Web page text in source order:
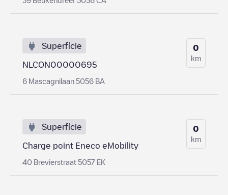
Superfície
NLCON00000695
6 Mascagnilaan 5056 BA
0
km
Superfície
Charge point Eneco eMobility
40 Brevierstraat 5057 EK
0
km